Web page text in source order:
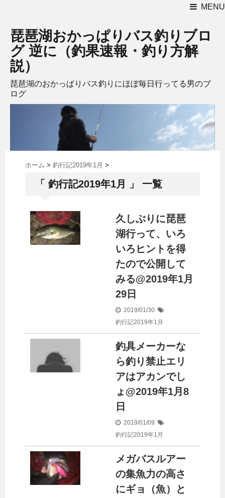
MENU
琵琶湖おかっぱりバス釣りブロ
グ 逆に（釣果速報・釣り方解
説）
琵琶湖のおかっぱりバス釣りにほぼ毎日行ってる男のブ
ログ
ホーム > 釣行記2019年1月 >
「 釣行記2019年1月 」 一覧
久しぶりに琵琶
湖行って、いろ
いろヒントを得
たので公開して
みる@2019年1月
29日
2019/01/30
釣行記2019年1月
釣具メーカーな
ら釣り禁止エリ
アはアカンでし
ょ@2019年1月8
日
2019/01/09
釣行記2019年1月
メガバスルアー
の集魚力の高さ
にギョ（魚）と